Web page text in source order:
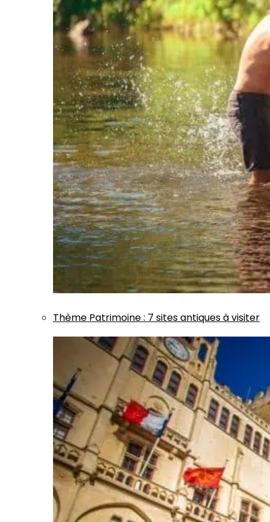
Thème Patrimoine: 7 sites antiques à visiter